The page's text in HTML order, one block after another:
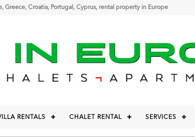
Greece, Croatia, Portugal, Cyprus, rental property in Europe
RENTALS CHALET RENTAL SERVICES